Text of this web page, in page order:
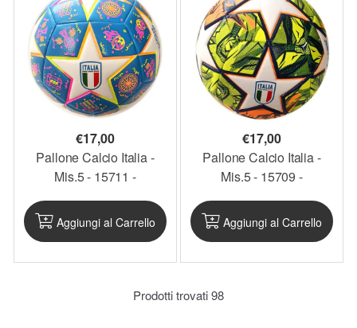
€17,00
Pallone Calcio Italia -
Mis.5 - 15711 -
Aggiungi al Carrello
€17,00
Pallone Calcio Italia -
Mis.5 - 15709 -
Aggiungi al Carrello
Prodotti trovati98